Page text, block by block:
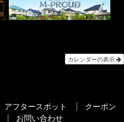
カレンダーの表示
アフタースポット
クーポン
お問い合わせ